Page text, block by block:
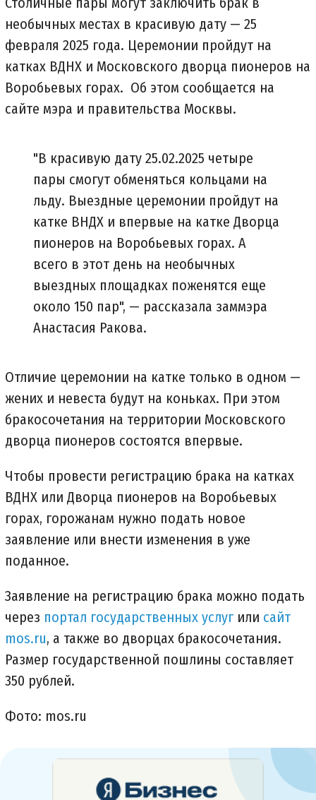
необычных местах в красивую дату — 25
февраля 2025 года. Церемонии пройдут на
катках ВДНХ и Московского дворца пионеров на
Воробьевых горах. Об этом сообщается на
сайте мэра и правительства Москвы.
"В красивую дату 25.02.2025 четыре
пары смогут обменяться кольцами на
льду. Выездные церемонии пройдут на
катке ВНДХ и впервые на катке Дворца
пионеров на Воробьевых горах. А
всего в этот день на необычных
выездных площадках поженятся еще
около 150 пар", — рассказала заммэра
Анастасия Ракова.
Отличие церемонии на катке только в одном —
жених и невеста будут на коньках. При этом
бракосочетания на территории Московского
дворца пионеров состоятся впервые.
Чтобы провести регистрацию брака на катках
ВДНХ или Дворца пионеров на Воробьевых
горах, горожанам нужно подать новое
заявление или внести изменения в уже
поданное.
Заявление на регистрацию брака можно подать
через портал государственных услуг или сайт
mos.ru, а также во дворцах бракосочетания.
Размер государственной пошлины составляет
350 рублей.
Фото: mos.ru